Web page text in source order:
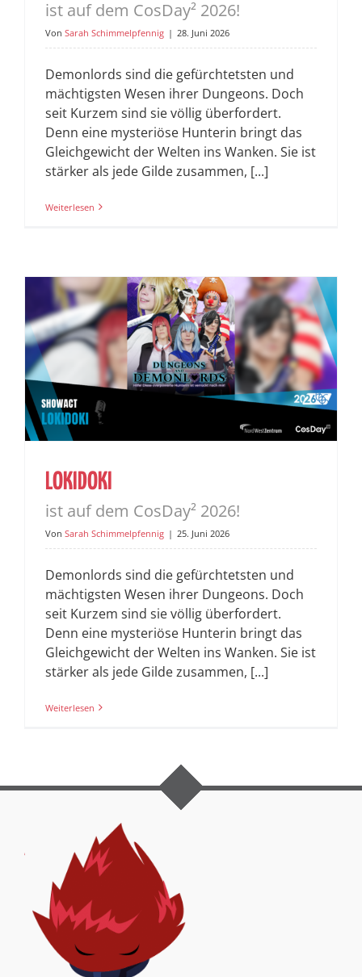
ist auf dem CosDay² 2026!
Von Sarah Schimmelpfennig | 28. Juni 2026
Demonlords sind die gefürchtetsten und
mächtigsten Wesen ihrer Dungeons. Doch
seit Kurzem sind sie völlig überfordert.
Denn eine mysteriöse Hunterin bringt das
Gleichgewicht der Welten ins Wanken. Sie ist
stärker als jede Gilde zusammen, [...]
Weiterlesen
LOKIDOKI
ist auf dem CosDay² 2026!
Von Sarah Schimmelpfennig | 25. Juni 2026
Demonlords sind die gefürchtetsten und
mächtigsten Wesen ihrer Dungeons. Doch
seit Kurzem sind sie völlig überfordert.
Denn eine mysteriöse Hunterin bringt das
Gleichgewicht der Welten ins Wanken. Sie ist
stärker als jede Gilde zusammen, [...]
Weiterlesen